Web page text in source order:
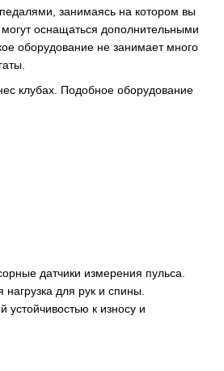
занимаясь на котором вы
оснащаться дополнительными
оборудование не занимает много
клубах. Подобное оборудование
датчики измерения пульса.
для рук и спины.
к износу и